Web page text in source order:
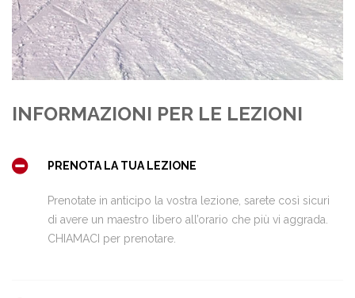
INFORMAZIONI PER LE LEZIONI
PRENOTA LA TUA LEZIONE
Prenotate in anticipo la vostra lezione, sarete così sicuri
di avere un maestro libero all’orario che più vi aggrada.
CHIAMACI per prenotare.